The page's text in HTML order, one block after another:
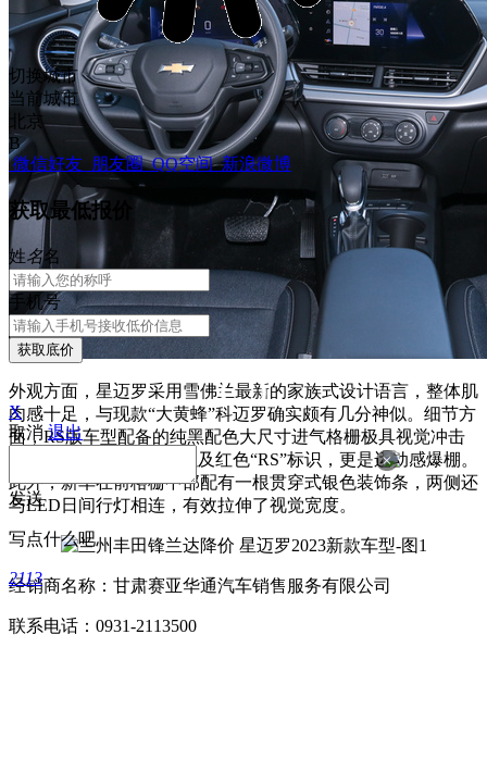
外观方面，星迈罗采用雪佛兰最新的家族式设计语言，整体肌
肉感十足，与现款“大黄蜂”科迈罗确实颇有几分神似。细节方
面，RS版车型配备的纯黑配色大尺寸进气格栅极具视觉冲击
力，再辅以黑色“领结”以及红色“RS”标识，更是运动感爆棚。
此外，新车在前格栅中部配有一根贯穿式银色装饰条，两侧还
与LED日间行灯相连，有效拉伸了视觉宽度。
经销商名称：甘肃赛亚华通汽车销售服务有限公司
联系电话：0931-2113500
切换城市
当前城市
北京
B
微信好友 朋友圈 QQ空间 新浪微博
获取最低报价
姓名名
手机号
获取底价
X
取消 退出
发送
写点什么吧
2113
×